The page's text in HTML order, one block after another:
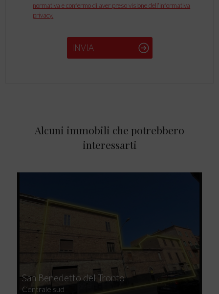
normativa e confermo di aver preso visione dell'informativa
privacy.
INVIA
Alcuni immobili che potrebbero
interessarti
San Benedetto del Tronto
Centrale sud